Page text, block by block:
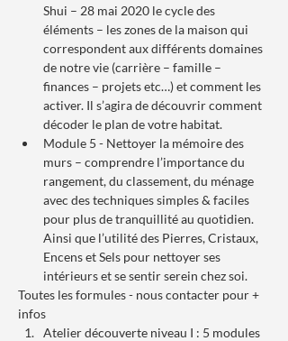
Shui – 28 mai 2020 le cycle des
éléments – les zones de la maison qui
correspondent aux différents domaines
de notre vie (carrière – famille –
finances – projets etc…) et comment les
activer. Il s’agira de découvrir comment
décoder le plan de votre habitat.
Module 5 - Nettoyer la mémoire des
murs – comprendre l’importance du
rangement, du classement, du ménage
avec des techniques simples & faciles
pour plus de tranquillité au quotidien.
Ainsi que l’utilité des Pierres, Cristaux,
Encens et Sels pour nettoyer ses
intérieurs et se sentir serein chez soi.
Toutes les formules - nous contacter pour +
infos
Atelier découverte niveau I : 5 modules